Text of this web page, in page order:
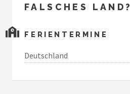
FALSCHES LAND?
FERIENTERMINE
Deutschland